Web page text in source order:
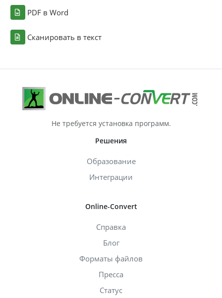
PDF в Word
Сканировать в текст
Не требуется установка программ.
Решения
Образование
Интеграции
Online-Convert
Справка
Блог
Форматы файлов
Пресса
Статус